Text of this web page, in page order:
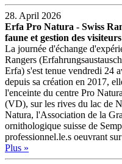
28. April 2026
Erfa Pro Natura - Swiss
faune et gestion des
La journée d'échange
Rangers
Erfa) s'est tenue vendredi 24
depuis sa création en 2017,
l'enceinte du centre Pro
(VD), sur les rives du lac de
Natura, l'Association de la
ornithologique suisse de
professionnel.le.s oeuvrant
Plus »